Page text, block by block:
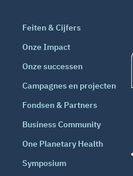
Feiten & Cijfers
Onze Impact
Onze successen
Campagnes en projecten
Fondsen & Partners
Business Community
One Planetary Health
Symposium